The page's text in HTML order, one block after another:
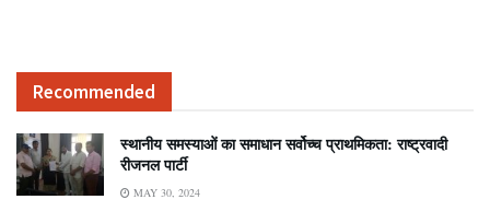
Recommended
स्थानीय समस्याओं का समाधान सर्वोच्च प्राथमिकता: राष्ट्रवादी
रीजनल पार्टी
MAY 30, 2024